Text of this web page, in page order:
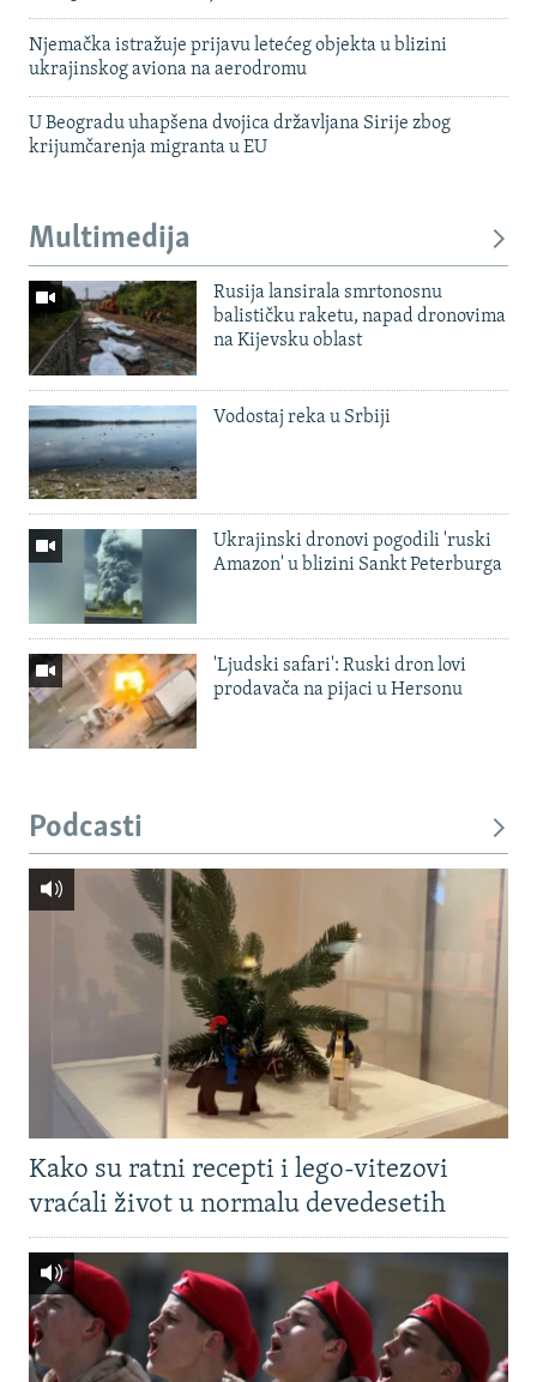
Njemačka istražuje prijavu letećeg objekta u blizini
ukrajinskog aviona na aerodromu
U Beogradu uhapšena dvojica državljana Sirije zbog
krijumčarenja migranta u EU
Multimedija
Rusija lansirala smrtonosnu
balističku raketu, napad dronovima
na Kijevsku oblast
Vodostaj reka u Srbiji
Ukrajinski dronovi pogodili 'ruski
Amazon' u blizini Sankt Peterburga
'Ljudski safari': Ruski dron lovi
prodavača na pijaci u Hersonu
Podcasti
Kako su ratni recepti i lego-vitezovi
vraćali život u normalu devedesetih